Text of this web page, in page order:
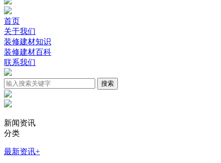
首页
关于我们
装修建材知识
装修建材百科
联系我们
新闻资讯
分类
最新资讯+